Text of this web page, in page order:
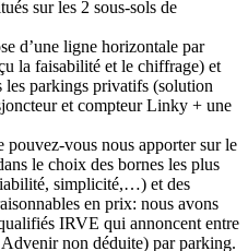
sur les 2 sous-sols de
d’une ligne horizontale par
la faisabilité et le chiffrage) et
les parkings privatifs (solution
et compteur Linky + une
pouvez-vous nous apporter sur le
le choix des bornes les plus
simplicité,…) et des
en prix: nous avons
IRVE qui annoncent entre
non déduite) par parking.